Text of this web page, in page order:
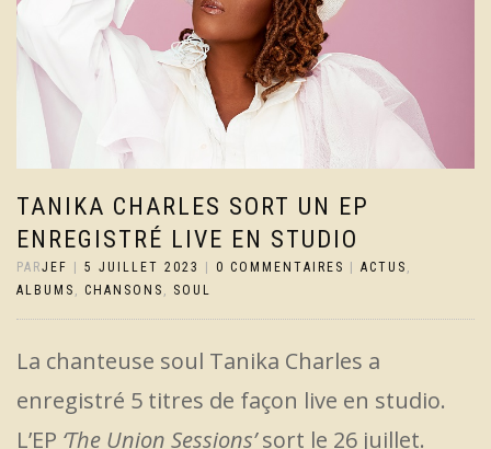
TANIKA CHARLES SORT UN EP
ENREGISTRÉ LIVE EN STUDIO
PARJEF | 5 JUILLET 2023 | 0 COMMENTAIRES | ACTUS
ALBUMS
CHANSONS SOUL
La chanteuse soul Tanika Charles a
enregistré 5 titres de façon live en studio.
L’EP ‘The Union Sessions’sort le 26 juillet.